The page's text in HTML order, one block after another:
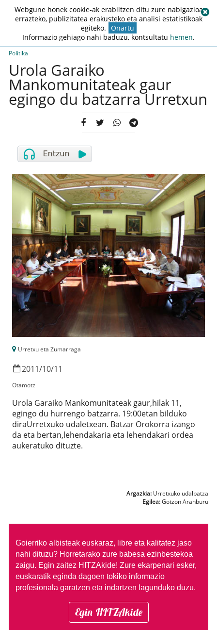
Politika
Urola Garaiko
Mankomunitateak gaur
egingo du batzarra Urretxun
Urretxu eta Zumarraga
2011/10/11
Otamotz
Urola Garaiko Mankomunitateak gaur,hilak 11,
egingo du hurrengo batzarra. 19:00etan bilduko
diraUrretxuko udaletxean. Batzar Orokorra izango
da eta bertan,lehendakaria eta lehendakari ordea
aukeratuko dituzte.
Argazkia: Urretxuko udalbatza
Egilea:Gotzon Aranburu
Goierriko albisteak euskaraz, libre eta kalitatez jaso
nahi dituzu? Horretarako zure babesa ezinbestekoa
zaigu. Egin zaitez HITZAkide! Zure ekarpenari esker,
euskaratik eginda dagoen tokiko informazio
profesionala garatzen eta indartzen lagunduko duzu.
Egin HITZAkide
Webgune honek cookie-ak erabiltzen ditu zure nabigazioa
errazteko, publizitatea erakusteko eta analisi estatistikoak
egiteko. Onartu
Informazio gehiago nahi baduzu, kontsultatu hemen.